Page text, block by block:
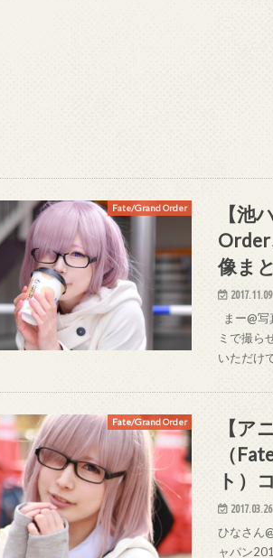
Fate/Grand Order
【池
像ま
2017.11.09
まー@
ミで撮ら
いただけ
Fate/Grand Order
【ア
（
ト）
2017.03.26
ひなさん
ャパン